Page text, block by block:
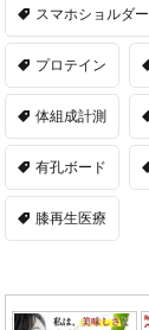
スマホショルダー
プロテイン
体組成計測
有孔ボード
膝再生医療